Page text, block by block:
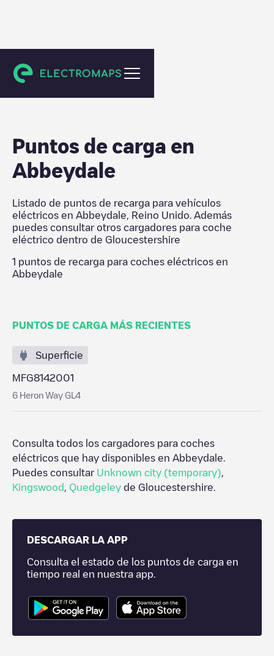
Gloucestershire
Puntos de carga en
Abbeydale
Listado de puntos de recarga para vehículos
eléctricos en Abbeydale Reino Unido . Además
puedes consultar otros cargadores para coche
eléctrico dentro de Gloucestershire
1 puntos de recarga para coches eléctricos en
Abbeydale
PUNTOS DE CARGA MÁS RECIENTES
Superficie
MFG8142001
6 Heron Way GL4
Consulta todos los cargadores para coches
eléctricos que hay disponibles en Abbeydale
Puedes consultar Unknown city (temporary)
Kingswood
Quedgeley de Gloucestershire
DESCARGAR LA APP
Consulta el estado de los puntos de carga en
tiempo real en nuestra app.